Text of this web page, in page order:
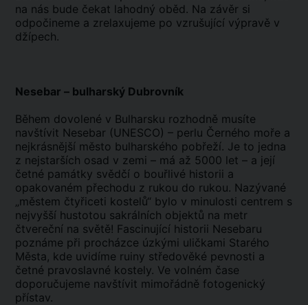
na nás bude čekat lahodný oběd. Na závěr si
odpočineme a zrelaxujeme po vzrušující výpravě v
džípech.
Nesebar – bulharský Dubrovník
Během dovolené v Bulharsku rozhodně musíte
navštívit Nesebar (UNESCO) – perlu Černého moře a
nejkrásnější město bulharského pobřeží. Je to jedna
z nejstarších osad v zemi – má až 5000 let – a její
četné památky svědčí o bouřlivé historii a
opakovaném přechodu z rukou do rukou. Nazývané
„městem čtyřiceti kostelů“ bylo v minulosti centrem s
nejvyšší hustotou sakrálních objektů na metr
čtvereční na světě! Fascinující historii Nesebaru
poznáme při procházce úzkými uličkami Starého
Města, kde uvidíme ruiny středověké pevnosti a
četné pravoslavné kostely. Ve volném čase
doporučujeme navštívit mimořádně fotogenický
přístav.